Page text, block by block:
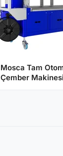
Mosca Tam
Çember